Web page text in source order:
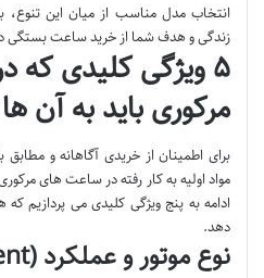
انتخاب مدل مناسب از میان این
زندگی و هدف شما از خرید ساعت بستگی
۵ ویژگی کلیدی
مرکوری باید به آن
برای اطمینان از خریدی آگاهانه و مطابق
مواد اولیه به کار رفته در ساعت های
ادامه به پنج ویژگی کلیدی می پردازیم که
دهد.
نوع موتور و عملکرد (Movement)